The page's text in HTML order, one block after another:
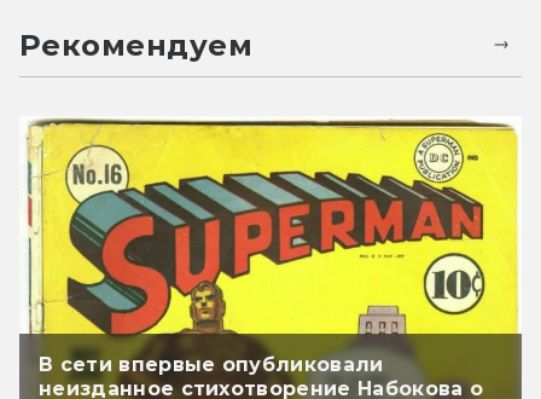
Рекомендуем
В сети впервые опубликовали
неизданное стихотворение Набокова о